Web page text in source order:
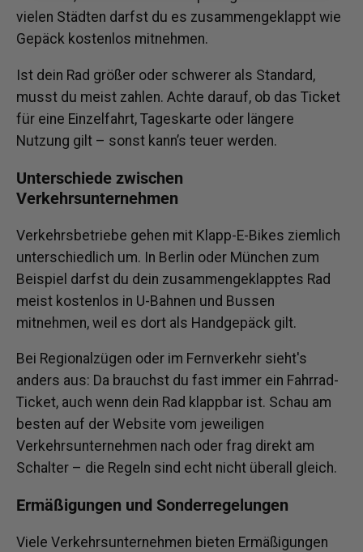
vielen Städten darfst du es zusammengeklappt wie
Gepäck kostenlos mitnehmen.
Ist dein Rad größer oder schwerer als Standard,
musst du meist zahlen. Achte darauf, ob das Ticket
für eine Einzelfahrt, Tageskarte oder längere
Nutzung gilt – sonst kann’s teuer werden.
Unterschiede zwischen
Verkehrsunternehmen
Verkehrsbetriebe gehen mit Klapp-E-Bikes ziemlich
unterschiedlich um. In Berlin oder München zum
Beispiel darfst du dein zusammengeklapptes Rad
meist kostenlos in U-Bahnen und Bussen
mitnehmen, weil es dort als Handgepäck gilt.
Bei Regionalzügen oder im Fernverkehr sieht's
anders aus: Da brauchst du fast immer ein Fahrrad-
Ticket, auch wenn dein Rad klappbar ist. Schau am
besten auf der Website vom jeweiligen
Verkehrsunternehmen nach oder frag direkt am
Schalter – die Regeln sind echt nicht überall gleich.
Ermäßigungen und Sonderregelungen
Viele Verkehrsunternehmen bieten Ermäßigungen